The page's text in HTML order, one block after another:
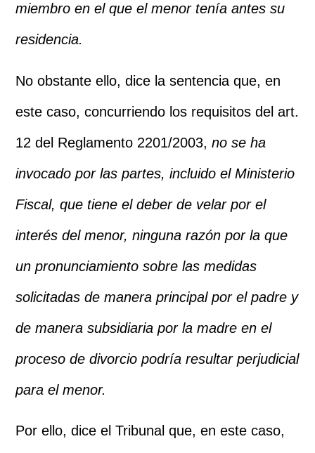
miembro en el que el menor tenía antes su
residencia.
No obstante ello, dice la sentencia que, en
este caso, concurriendo los requisitos del art.
12 del Reglamento 2201/2003,no se ha
invocado por las partes, incluido el Ministerio
Fiscal, que tiene el deber de velar por el
interés del menor, ninguna razón por la que
un pronunciamiento sobre las medidas
solicitadas de manera principal por el padre y
de manera subsidiaria por la madre en el
proceso de divorcio podría resultar perjudicial
para el menor.
Por ello, dice el Tribunal que, en este caso,